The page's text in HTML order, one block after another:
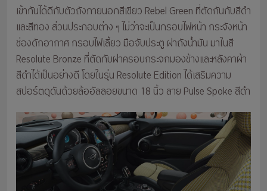
เข้ากันได้ดีกับตัวถังภายนอกสีเขียว Rebel Green ที่ตัดกันกับสีดำ
และสีทอง ส่วนประกอบต่าง ๆ ไม่ว่าจะเป็นกรอบไฟหน้า กระจังหน้า
ช่องดักอากาศ กรอบไฟเลี้ยว มือจับประตู ฝาถังน้ำมัน มาในสี
Resolute Bronze ที่ตัดกับฝาครอบกระจกมองข้างและหลังคาผ้า
สีดำได้เป็นอย่างดี โดยในรุ่น Resolute Edition ได้เสริมความ
สปอร์ตดุดันด้วยล้ออัลลอยขนาด 18 นิ้ว ลาย Pulse Spoke สีดำ